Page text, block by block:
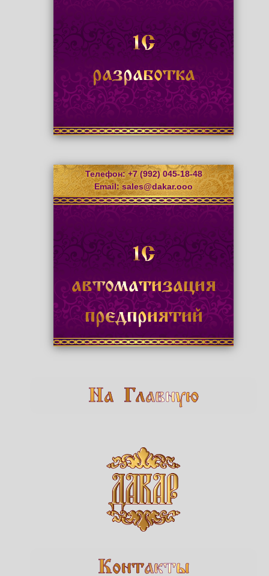
1С
разработка
1С
автоматизация
предприятий
Телефон: +7 (992) 045-18-48
Email:sales@dakar.ooo